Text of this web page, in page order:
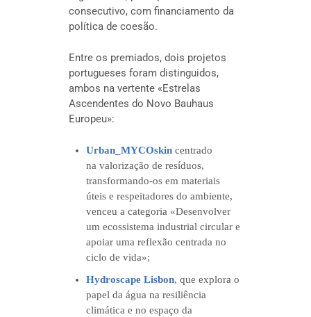
consecutivo, com financiamento da
política de coesão.
Entre os premiados, dois projetos
portugueses foram distinguidos,
ambos na vertente «Estrelas
Ascendentes do Novo Bauhaus
Europeu»:
Urban_MYCOskin centrado
na valorização de resíduos,
transformando-os em materiais
úteis e respeitadores do ambiente,
venceu a categoria «Desenvolver
um ecossistema industrial circular e
apoiar uma reflexão centrada no
ciclo de vida»;
Hydroscape Lisbon, que explora o
papel da água na resiliência
climática e no espaço da